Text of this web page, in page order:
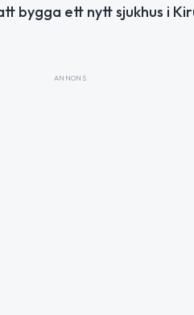
bygga ett nytt sjukhus i
ANNONS